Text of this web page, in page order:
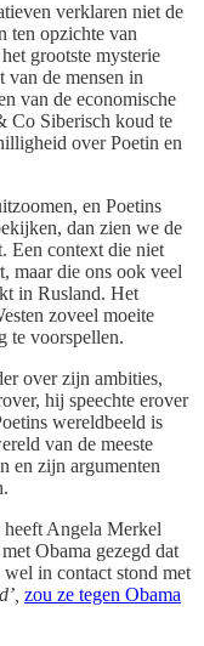
verklaren niet de
ten opzichte van
grootste mysterie
van de mensen in
van de economische
Co Siberisch koud te
over Poetin en
en Poetins
dan zien we de
Een context die niet
maar die ons ook veel
in Rusland. Het
zoveel moeite
te voorspellen.
over zijn ambities,
hij speechte erover
wereldbeeld is
van de meeste
en zijn argumenten
Angela Merkel
Obama gezegd dat
in contact stond met
zou ze tegen Obama